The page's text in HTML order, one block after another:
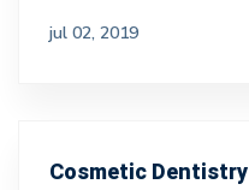
jul 02, 2019
Cosmetic Dentistry